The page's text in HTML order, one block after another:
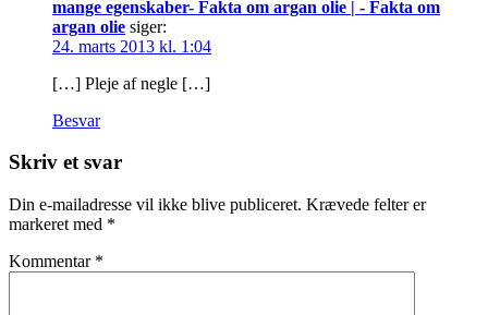
mange egenskaber- Fakta om argan olie | - Fakta om
argan olie siger:
24. marts 2013 kl. 1:04
[…] Pleje af negle […]
Besvar
Skriv et svar
Din e-mailadresse vil ikke blive publiceret. Krævede felter er
markeret med *
Kommentar *